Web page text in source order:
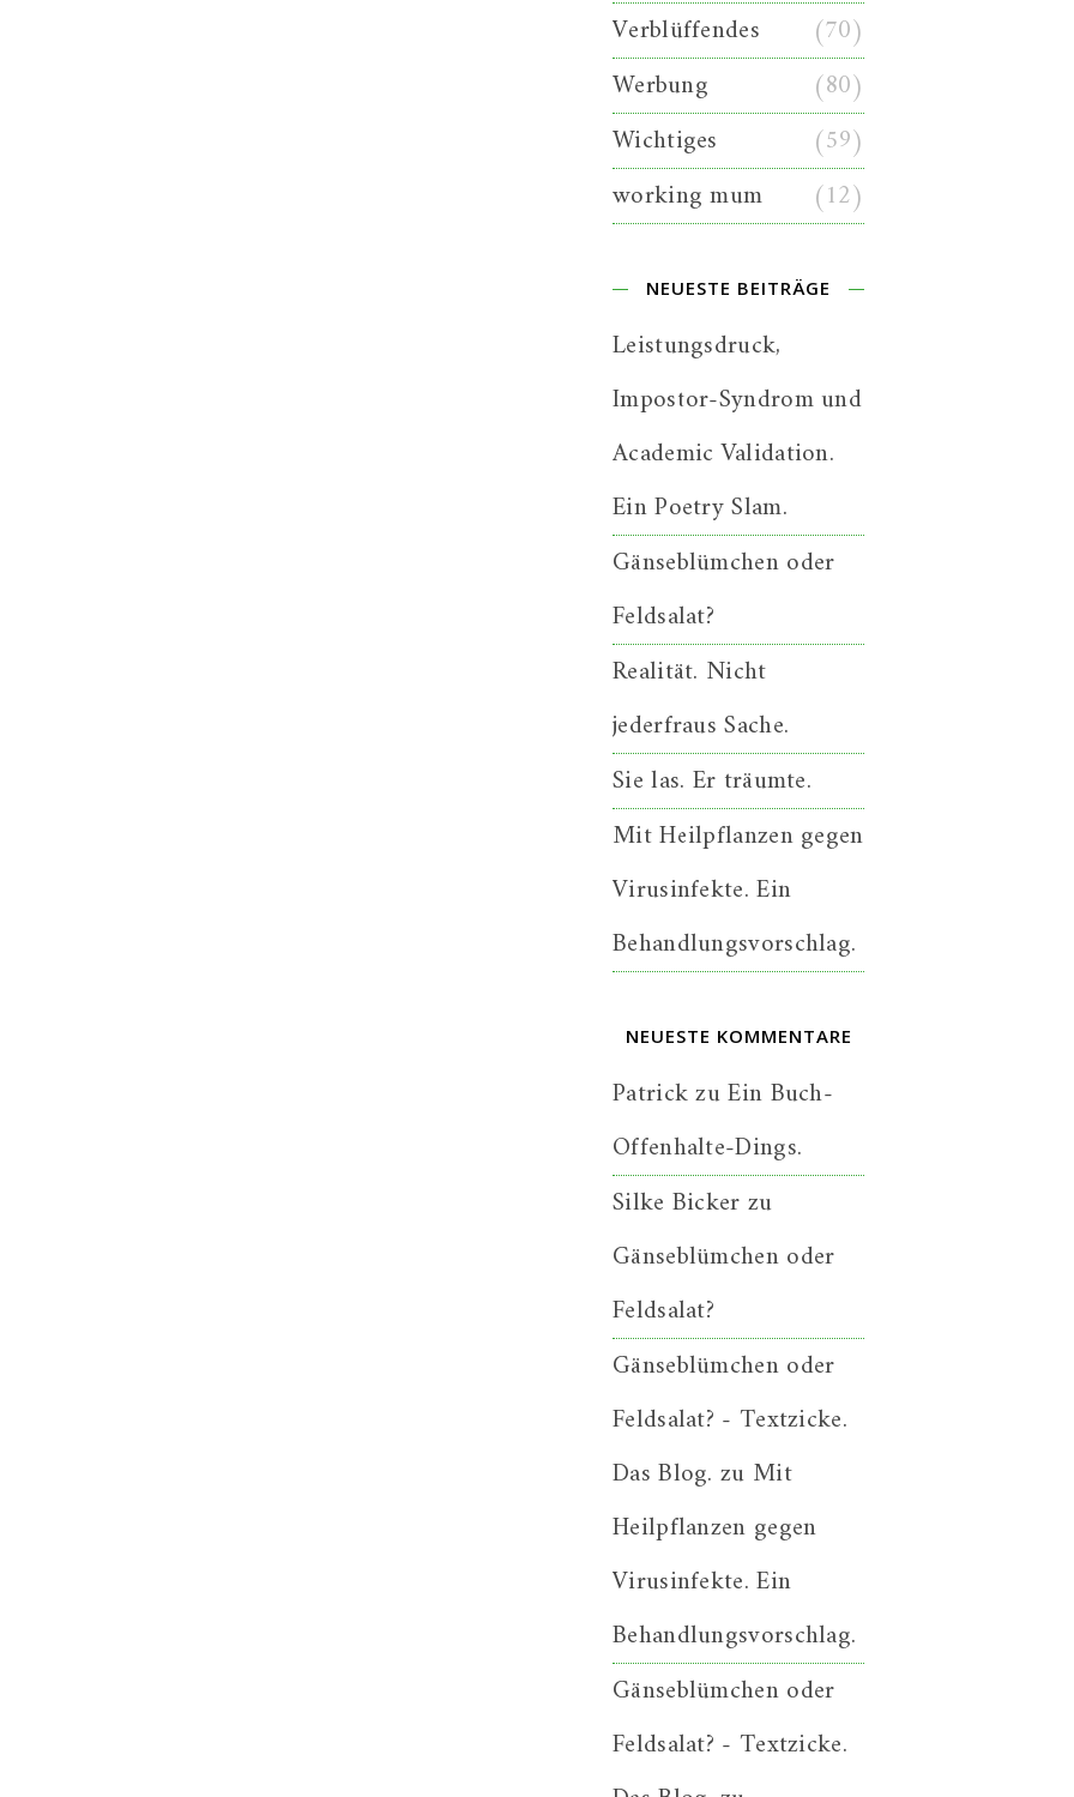
Verblüffendes
(70)
Werbung
(80)
Wichtiges
(59)
working mum
(12)
NEUESTE BEITRÄGE
Leistungsdruck,
Impostor-Syndrom und
Academic Validation.
Ein Poetry Slam.
Gänseblümchen oder
Feldsalat?
Realität. Nicht
jederfraus Sache.
Sie las. Er träumte.
Mit Heilpflanzen gegen
Virusinfekte. Ein
Behandlungsvorschlag.
NEUESTE KOMMENTARE
PatrickzuEin Buch-
Offenhalte-Dings.
Silke Bickerzu
Gänseblümchen oder
Feldsalat?
Gänseblümchen oder
Feldsalat? - Textzicke.
Das Blog. zu Mit
Heilpflanzen gegen
Virusinfekte. Ein
Behandlungsvorschlag.
Gänseblümchen oder
Feldsalat? - Textzicke.